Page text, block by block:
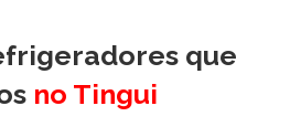
que
no Tingui